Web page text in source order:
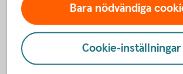
Gör så här för att skaffa Mobilt
Skaffa PIN-kod
Bara nödvändiga
Cookie-inställningar